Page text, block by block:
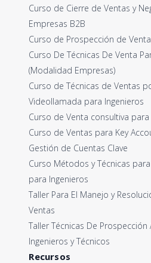
Curso de Cierre de Ventas y
Empresas B2B
Curso de Prospección de
Curso De Técnicas De Venta
(Modalidad Empresas)
Curso de Técnicas de Ventas
Videollamada para Ingenieros
Curso de Venta consultiva
Curso de Ventas para Key
Gestión de Cuentas Clave
Curso Métodos y Técnicas
para Ingenieros
Taller Para El Manejo y
Ventas
Taller Técnicas De Prospección
Ingenieros y Técnicos
Recursos